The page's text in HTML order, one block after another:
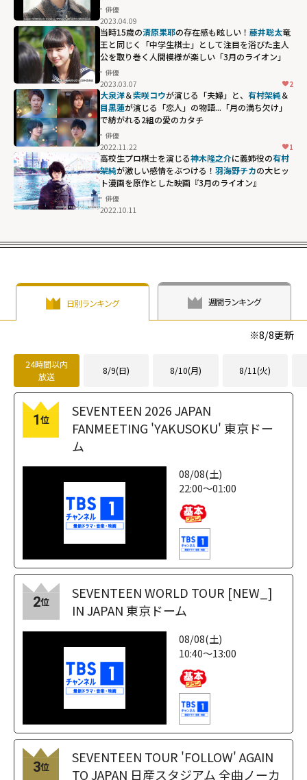
俳優
2023.04.09
当時15歳の清原果耶の存在感も眩しい！ 藤井聡太竜
王と同じく「中学生棋士」として注目を浴びた主人
公を取り巻く人間模様が楽しい「3月のライオン」
俳優
2023.03.07
2
大泉洋＆柴咲コウが演じる「夫婦」と、 有村架純＆
目黒蓮が演じる「恋人」の物語...「月の満ち欠け」
で紡がれる2組の愛のカタチ
俳優
2022.11.22
1
高校生プロ棋士を演じる神木隆之介に義姉役の有村
架純が激しい感情をぶつける！ 羽海野チカの大ヒッ
ト漫画を原作とした映画『3月のライオン』
俳優
2022.10.11
日別ランキング 週間ランキング
※8/8更新
24時間以内
放送
8/9(日) 8/10(月) 8/11(火)
1 位
SEVENTEEN 2026 JAPAN
FANMEETING 'YAKUSOKU' 東京ドー
ム
08/08(土)
22:00～01:00
2位
SEVENTEEN WORLD TOUR [NEW_]
IN JAPAN 東京ドーム
08/08(土)
10:40～13:00
3位
SEVENTEEN TOUR 'FOLLOW' AGAIN
TO JAPAN 日産スタジアム 全曲ノーカ